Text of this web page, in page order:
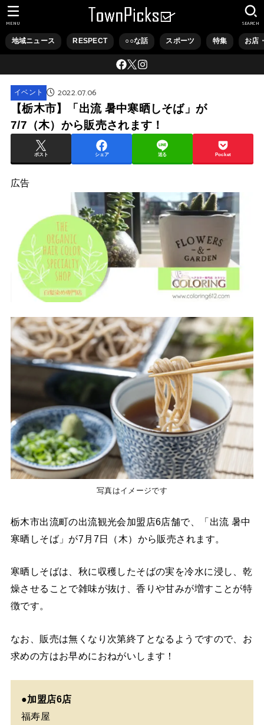
地域ニュース RESPECT ○○な話 スポーツ 特集 お店
SEARCH
MENU
イベント 2022.07.06
【栃木市】「出流 暑中寒晒しそば」が
7/7（木）から販売されます！
ポスト シェア 送る Pocket
広告
写真はイメージです
栃木市出流町の出流観光会加盟店6店舗で、「出流 暑中
寒晒しそば」が7月7日（木）から販売されます。
寒晒しそばは、秋に収穫したそばの実を冷水に浸し、乾
燥させることで雑味が抜け、香りや甘みが増すことが特
徴です。
なお、販売は無くなり次第終了となるようですので、お
求めの方はお早めにおねがいします！
●加盟店6店
福寿屋